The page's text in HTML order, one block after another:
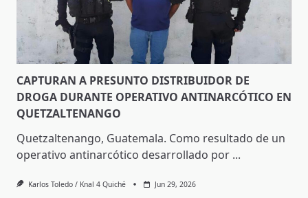
CAPTURAN A PRESUNTO DISTRIBUIDOR DE
DROGA DURANTE OPERATIVO ANTINARCÓTICO EN
QUETZALTENANGO
Quetzaltenango, Guatemala. Como resultado de un
operativo antinarcótico desarrollado por ...
Karlos Toledo / Knal 4 Quiché Jun 29, 2026